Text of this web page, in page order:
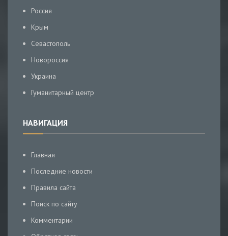
Россия
Крым
Севастополь
Новороссия
Украина
Гуманитарный центр
НАВИГАЦИЯ
Главная
Последние новости
Правила сайта
Поиск по сайту
Комментарии